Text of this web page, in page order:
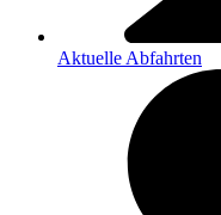
Aktuelle Abfahrten